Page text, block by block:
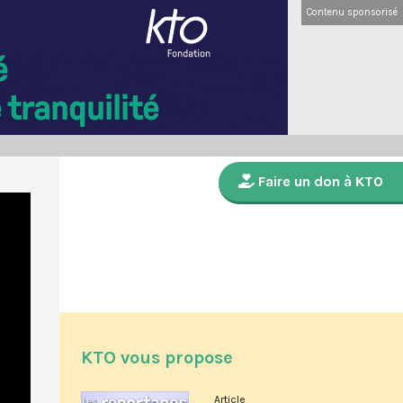
Contenu sponsorisé
Faire un don à KTO
KTO vous propose
Article